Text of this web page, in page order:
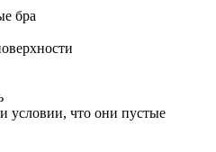
бра
что они пустые